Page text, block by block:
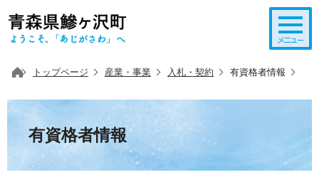
トップページ 産業・事業 入札・契約 有資格者情報
有資格者情報